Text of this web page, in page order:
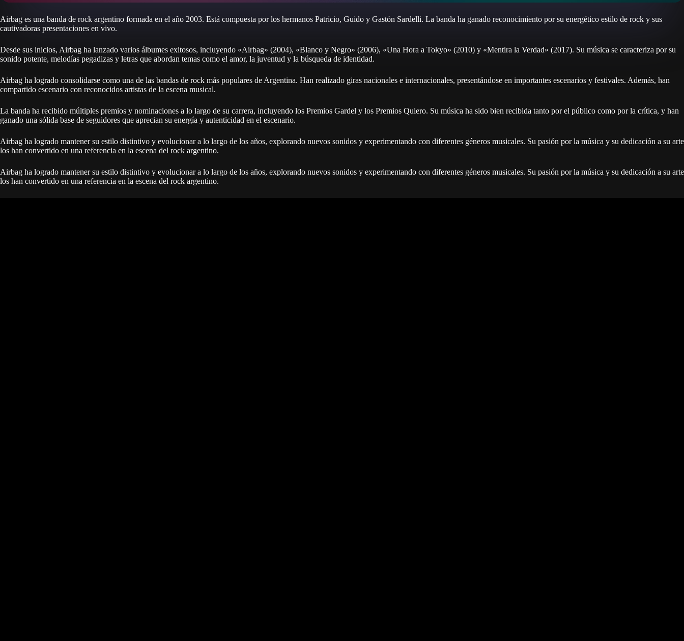
Airbag es una banda de rock argentino formada en el año 2003. Está compuesta por los hermanos Patricio, Guido y Gastón Sardelli. La banda ha ganado reconocimiento por su energético estilo de rock y sus
cautivadoras presentaciones en vivo.
Desde sus inicios, Airbag ha lanzado varios álbumes exitosos, incluyendo «Airbag» (2004), «Blanco y Negro» (2006), «Una Hora a Tokyo» (2010) y «Mentira la Verdad» (2017). Su música se caracteriza por su
sonido potente, melodías pegadizas y letras que abordan temas como el amor, la juventud y la búsqueda de identidad.
Airbag ha logrado consolidarse como una de las bandas de rock más populares de Argentina. Han realizado giras nacionales e internacionales, presentándose en importantes escenarios y festivales. Además, han
compartido escenario con reconocidos artistas de la escena musical.
La banda ha recibido múltiples premios y nominaciones a lo largo de su carrera, incluyendo los Premios Gardel y los Premios Quiero. Su música ha sido bien recibida tanto por el público como por la crítica, y han
ganado una sólida base de seguidores que aprecian su energía y autenticidad en el escenario.
Airbag ha logrado mantener su estilo distintivo y evolucionar a lo largo de los años, explorando nuevos sonidos y experimentando con diferentes géneros musicales. Su pasión por la música y su dedicación a su arte
los han convertido en una referencia en la escena del rock argentino.
Airbag ha logrado mantener su estilo distintivo y evolucionar a lo largo de los años, explorando nuevos sonidos y experimentando con diferentes géneros musicales. Su pasión por la música y su dedicación a su arte
los han convertido en una referencia en la escena del rock argentino.